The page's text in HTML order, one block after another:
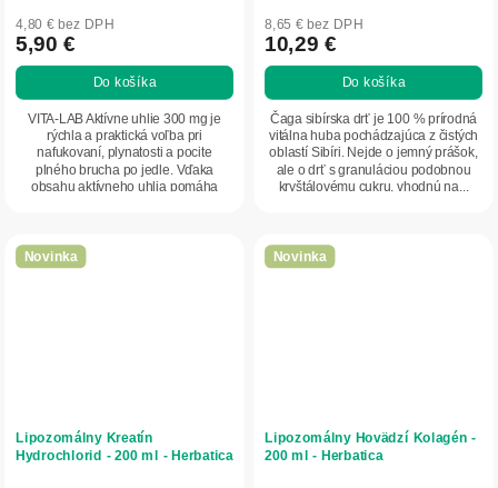
4,80 € bez DPH
5,90 €
Do košíka
VITA-LAB Aktívne uhlie 300 mg je
rýchla a praktická voľba pri
nafukovaní, plynatosti a pocite
plného brucha po jedle. Vďaka
obsahu aktívneho uhlia pomáha
8,65 € bez DPH
10,29 €
Do košíka
Čaga sibírska drť je 100 % prírodná
vitálna huba pochádzajúca z čistých
oblastí Sibíri. Nejde o jemný prášok,
ale o drť s granuláciou podobnou
kryštálovému cukru, vhodnú na...
Novinka
Lipozomálny Kreatín
Hydrochlorid - 200 ml - Herbatica
Novinka
Lipozomálny Hovädzí Kolagén -
200 ml - Herbatica